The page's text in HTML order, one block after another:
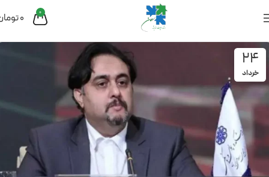
0
0
24
خرداد